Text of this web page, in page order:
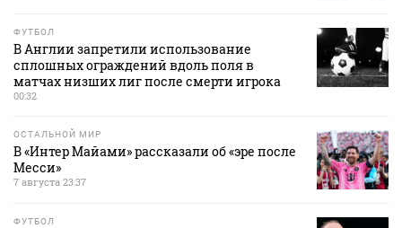
ФУТБОЛ
В Англии запретили использование
сплошных ограждений вдоль поля в
матчах низших лиг после смерти игрока
00:32
ОСТАЛЬНОЙ МИР
В «Интер Майами» рассказали об «эре после
Месси»
7 августа 23:37
ФУТБОЛ